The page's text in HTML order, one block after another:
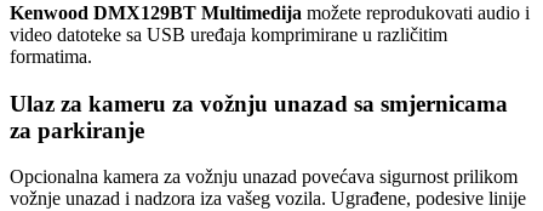
Kenwood DMX129BT Multimedija možete reprodukovati audio i
video datoteke sa USB uređaja komprimirane u različitim
formatima.
Ulaz za kameru za vožnju unazad sa smjernicama
za parkiranje
Opcionalna kamera za vožnju unazad povećava sigurnost prilikom
vožnje unazad i nadzora iza vašeg vozila. Ugrađene, podesive linije